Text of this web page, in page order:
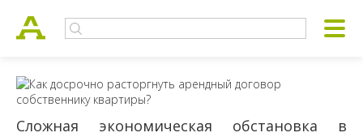
Сложная экономическая обстановка в